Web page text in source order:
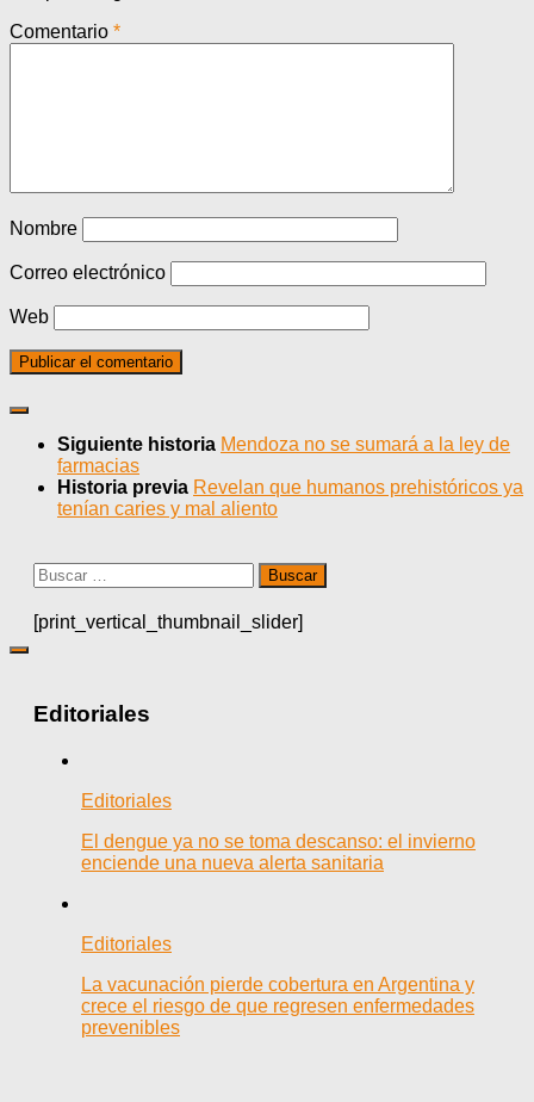
Comentario *
Nombre
Correo electrónico
Web
Siguiente historia Mendoza no se sumará a la ley de
farmacias
Historia previa Revelan que humanos prehistóricos ya
tenían caries y mal aliento
Buscar:
[print_vertical_thumbnail_slider]
Editoriales
Editoriales
El dengue ya no se toma descanso: el invierno
enciende una nueva alerta sanitaria
Editoriales
La vacunación pierde cobertura en Argentina y
crece el riesgo de que regresen enfermedades
prevenibles